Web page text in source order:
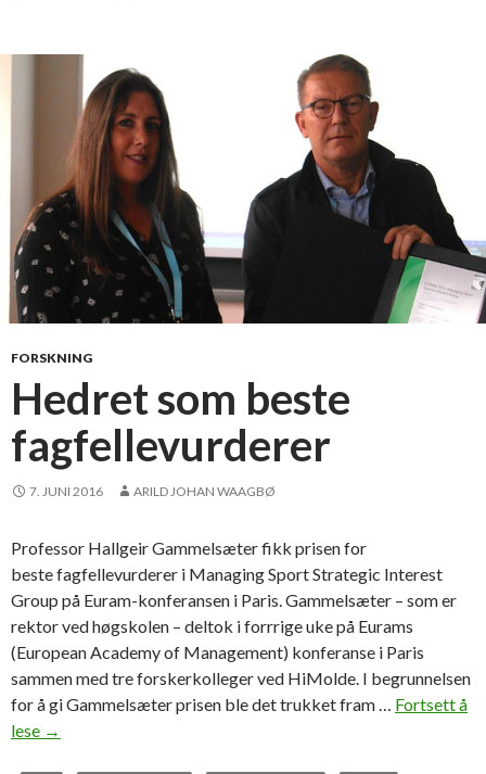
a
g
o
I
w
o
n
e
o
y
o
s
i
i
n
g
h
e
r
e
FORSKNING
Hedret som beste
fagfellevurderer
7. JUNI 2016 ARILD JOHAN WAAGBØ
Professor Hallgeir Gammelsæter fikk prisen for
beste fagfellevurderer i Managing Sport Strategic Interest
Group på Euram-konferansen i Paris. Gammelsæter – som er
rektor ved høgskolen – deltok i forrrige uke på Eurams
(European Academy of Management) konferanse i Paris
sammen med tre forskerkolleger ved HiMolde. I begrunnelsen
for å gi Gammelsæter prisen ble det trukket fram … Fortsett å
lese H
→